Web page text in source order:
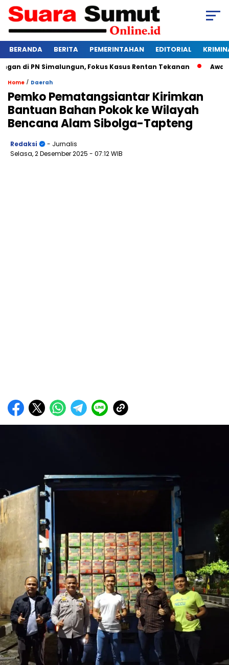
BERANDA BERITA PEMERINTAHAN EDITORIAL
PN Simalungun, Fokus Kasus Rentan Tekanan Awas
Home / Daerah
Pemko Pematangsiantar Kirimkan
Bantuan Bahan Pokok ke Wilayah
Bencana Alam Sibolga-Tapteng
Redaksi
- Jurnalis
Selasa, 2 Desember 2025 - 07:12 WIB